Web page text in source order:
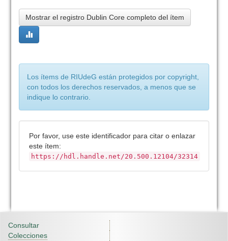
Mostrar el registro Dublin Core completo del ítem
Los ítems de RIUdeG están protegidos por copyright,
con todos los derechos reservados, a menos que se
indique lo contrario.
Por favor, use este identificador para citar o enlazar
este ítem:
https://hdl.handle.net/20.500.12104/32314
Consultar
Colecciones